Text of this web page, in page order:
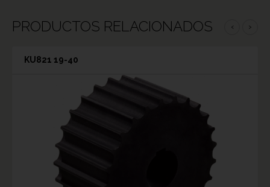
PRODUCTOS RELACIONADOS ‹ ›
KU821 19-40